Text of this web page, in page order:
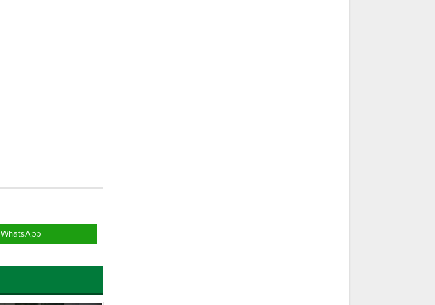
WhatsApp